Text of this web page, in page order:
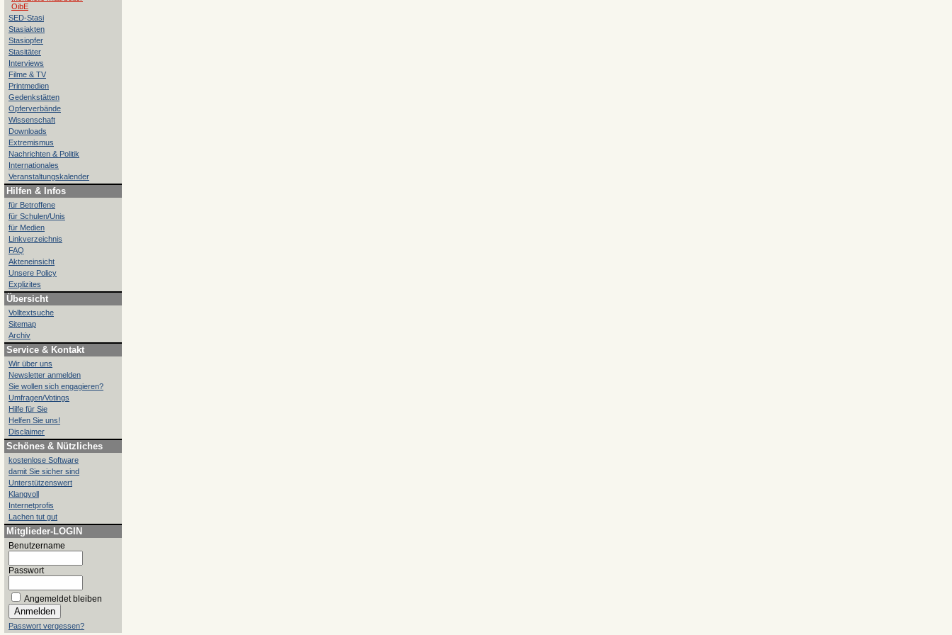
OibE
SED-Stasi
Stasiakten
Stasiopfer
Stasitäter
Interviews
Filme & TV
Printmedien
Gedenkstätten
Opferverbände
Wissenschaft
Downloads
Extremismus
Nachrichten & Politik
Internationales
Veranstaltungskalender
Hilfen & Infos
für Betroffene
für Schulen/Unis
für Medien
Linkverzeichnis
FAQ
Akteneinsicht
Unsere Policy
Explizites
Übersicht
Volltextsuche
Sitemap
Archiv
Service & Kontakt
Wir über uns
Newsletter anmelden
Sie wollen sich engagieren?
Umfragen/Votings
Hilfe für Sie
Helfen Sie uns!
Disclaimer
Schönes & Nützliches
kostenlose Software
damit Sie sicher sind
Unterstützenswert
Klangvoll
Internetprofis
Lachen tut gut
Mitglieder-LOGIN
Benutzername
Passwort
Angemeldet bleiben
Passwort vergessen?